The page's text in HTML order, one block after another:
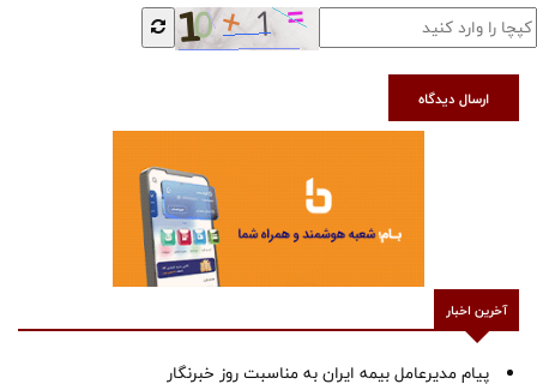
ارسال دیدگاه
آخرین اخبار
پیام مدیرعامل بیمه ایران به مناسبت روز خبرنگار